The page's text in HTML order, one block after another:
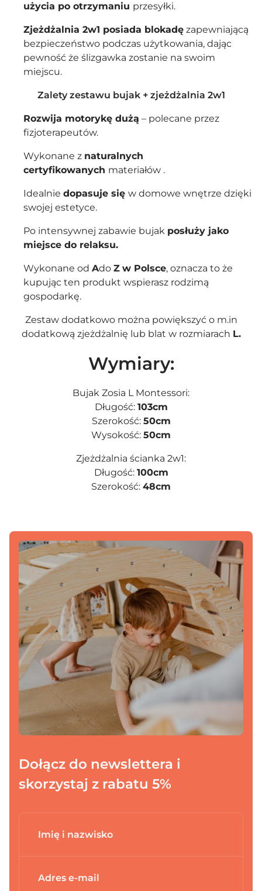
użycia po otrzymaniu przesyłki.
Zjeżdżalnia 2w1 posiada blokadę zapewniającą
bezpieczeństwo podczas użytkowania, dając
pewność że ślizgawka zostanie na swoim
miejscu.
Zalety zestawu bujak + zjeżdżalnia 2w1
Rozwija motorykę dużą – polecane przez
fizjoterapeutów.
Wykonane z naturalnych
certyfikowanych materiałów .
Idealnie dopasuje się w domowe wnętrze dzięki
swojej estetyce.
Po intensywnej zabawie bujak posłuży jako
miejsce do relaksu.
Wykonane od Ado Z w Polsce, oznacza to że
kupując ten produkt wspierasz rodzimą
gospodarkę.
Zestaw dodatkowo można powiększyć o m.in
dodatkową zjeżdżalnię lub blat w rozmiarach L.
Wymiary:
Bujak Zosia L Montessori:
Długość: 103cm
Szerokość: 50cm
Wysokość: 50cm
Zjeżdżalnia ścianka 2w1:
Długość: 100cm
Szerokość: 48cm
Dołącz do newslettera i
skorzystaj z rabatu 5%